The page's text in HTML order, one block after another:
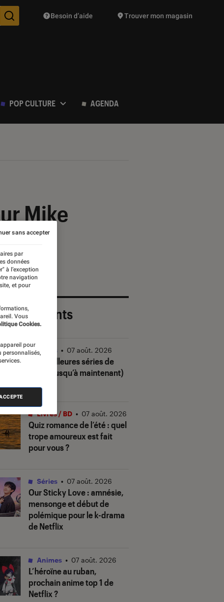
Des suggestions de produits vont vous être proposées
Besoin d’aide Trouver mon magasin
POP CULTURE AGENDA
Mike
plus récents
Les meilleures séries de
2026 (jusqu’à maintenant)
Séries • 07 août. 2026
Quiz romance de l’été : quel
trope amoureux est fait
pour vous ?
Livres / BD • 07 août. 2026
Our Sticky Love: amnésie,
mensonge et début de
polémique pour le k-drama
de Netflix
Séries • 07 août. 2026
L’héroïne au ruban,
prochain anime top 1 de
Netflix ?
Animes • 07 août. 2026
par
données
à l’exception
navigation
et pour
Vous
Cookies.
pour
personnalisés,
sans accepter